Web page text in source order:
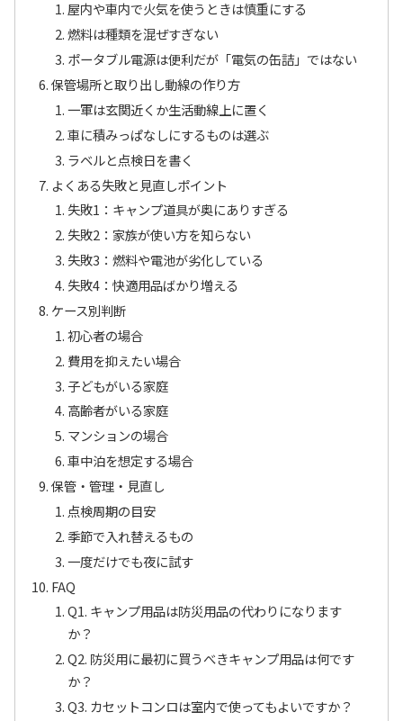
屋内や車内で火気を使うときは慎重にする
燃料は種類を混ぜすぎない
ポータブル電源は便利だが「電気の缶詰」ではない
保管場所と取り出し動線の作り方
一軍は玄関近くか生活動線上に置く
車に積みっぱなしにするものは選ぶ
ラベルと点検日を書く
よくある失敗と見直しポイント
失敗1：キャンプ道具が奥にありすぎる
失敗2：家族が使い方を知らない
失敗3：燃料や電池が劣化している
失敗4：快適用品ばかり増える
ケース別判断
初心者の場合
費用を抑えたい場合
子どもがいる家庭
高齢者がいる家庭
マンションの場合
車中泊を想定する場合
保管・管理・見直し
点検周期の目安
季節で入れ替えるもの
一度だけでも夜に試す
FAQ
Q1. キャンプ用品は防災用品の代わりになります
か？
Q2. 防災用に最初に買うべきキャンプ用品は何です
か？
Q3. カセットコンロは室内で使ってもよいですか？